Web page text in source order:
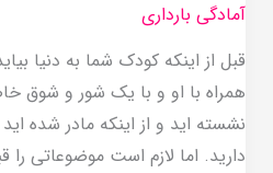
آمادگی بارداری
قبل از اینکه کودک شما به دنیا
همراه با او و با یک شور و شوق
نشسته اید و از اینکه مادر شده
دارید. اما لازم است موضوعاتی را